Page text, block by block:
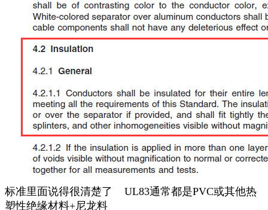
标准里面说得很清楚了 UL83通常都是PVC或其他热
塑性绝缘材料+尼龙料